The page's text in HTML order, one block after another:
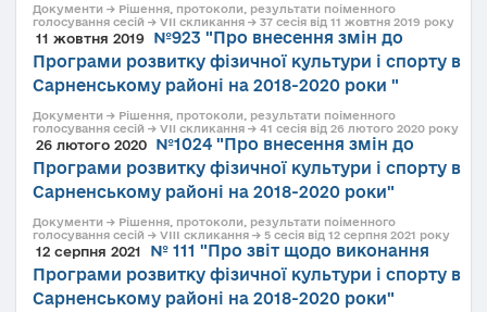
Документи → Рішення, протоколи, результати поіменного
голосування сесій → VII скликання → 37 сесія від 11 жовтня 2019 року
11 жовтня 2019
№923 "Про внесення змін до
Програми розвитку фізичної культури і спорту в
Сарненському районі на 2018-2020 роки "
Документи → Рішення, протоколи, результати поіменного
голосування сесій → VII скликання → 41 сесія від 26 лютого 2020 року
26 лютого 2020
№1024 "Про внесення змін до
Програми розвитку фізичної культури і спорту в
Сарненському районі на 2018-2020 роки"
Документи → Рішення, протоколи, результати поіменного
голосування сесій → VIII скликання → 5 сесія від 12 серпня 2021 року
12 серпня 2021
№ 111 "Про звіт щодо виконання
Програми розвитку фізичної культури і спорту в
Сарненському районі на 2018-2020 роки"